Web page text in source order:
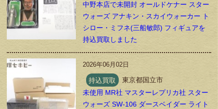
中野本店で未開封 オールドケナー スター
ウォーズ アナキン・スカイウォーカー ト
シロー・ミフネ(三船敏郎) フィギュアを
持込買取しました
2026年06月02日
持込買取
東京都国立市
未使用 MR社 マスターレプリカ社 スター
ウォーズ SW-106 ダースベイダー ライト